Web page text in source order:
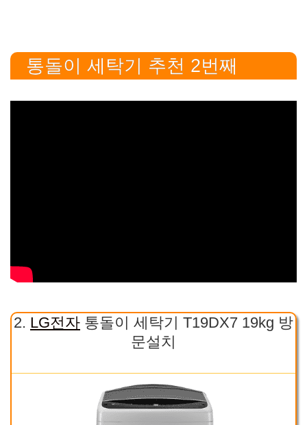
통돌이 세탁기 추천 2번째
2. LG전자 통돌이 세탁기 T19DX7 19kg 방
문설치